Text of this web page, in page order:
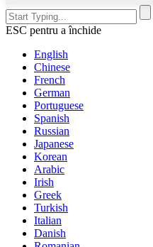
ESC pentru a închide
English
Chinese
French
German
Portuguese
Spanish
Russian
Japanese
Korean
Arabic
Irish
Greek
Turkish
Italian
Danish